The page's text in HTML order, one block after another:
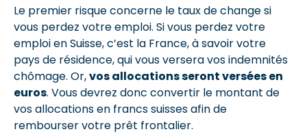
Le premier risque concerne le taux de change si
vous perdez votre emploi. Si vous perdez votre
emploi en Suisse, c’est la France, à savoir votre
pays de résidence, qui vous versera vos indemnités
chômage. Or,vos allocations seront versées en
euros. Vous devrez donc convertir le montant de
vos allocations en francs suisses afin de
rembourser votre prêt frontalier.